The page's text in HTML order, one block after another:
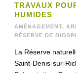
TRAVAUX
HUMIDES
AMÉNAGEMENT,
RÉSERVE DE
La Réserve
Saint-Denis-sur-